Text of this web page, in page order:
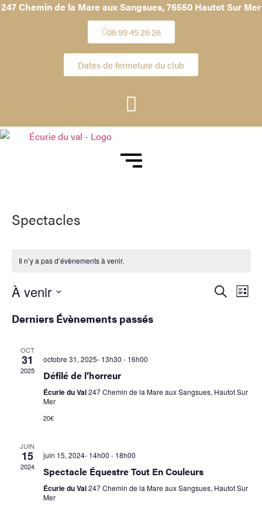
247 Chemin de la Mare aux Sangsues,76550 Hautot Sur Mer
06 99 45 26 26
Dates de fermeture du club
Spectacles
Il n’y a pas d’évènements à venir.
vues
Recherche
Liste
À venir
une
date.
Derniers Évènements passés
OCT
31
2025
octobre 31, 2025- 13h30 - 16h00
Défilé de l’horreur
Écurie du Val247 Chemin de la Mare aux Sangsues, Hautot Sur
Mer
20€
JUIN
15
2024
juin 15, 2024- 14h00 - 18h00
Spectacle Équestre Tout En Couleurs
Écurie du Val247 Chemin de la Mare aux Sangsues, Hautot Sur
Mer